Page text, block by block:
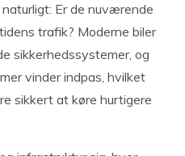
Er de nuværende
trafik? Moderne biler
sikkerhedssystemer, og
vinder indpas, hvilket
sikkert at køre hurtigere